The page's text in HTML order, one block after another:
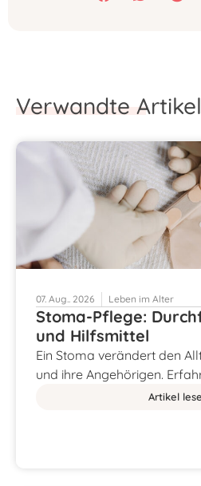
Verwandte Artikel
07. Aug.. 2026 Leben im Alter
Stoma-Pflege:
und Hilfsmittel
Ein Stoma verändert den
und ihre Angehörigen.
Artikel